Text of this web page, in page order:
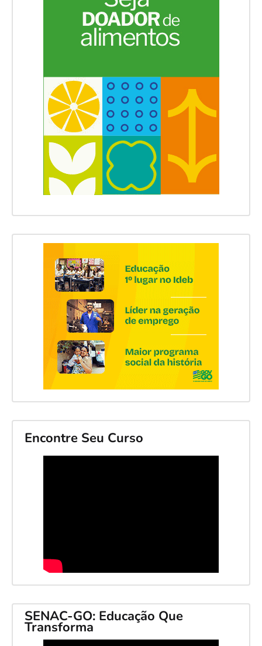
Encontre Seu Curso
SENAC-GO: Educação Que
Transforma